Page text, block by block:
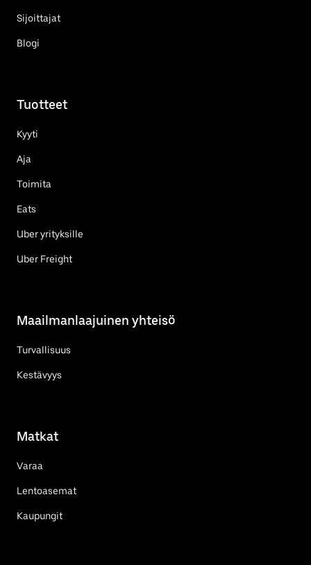
Sijoittajat
Blogi
Tuotteet
Kyyti
Aja
Toimita
Eats
Uber yrityksille
Uber Freight
Maailmanlaajuinen yhteisö
Turvallisuus
Kestävyys
Matkat
Varaa
Lentoasemat
Kaupungit